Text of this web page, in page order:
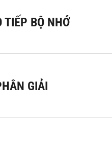
TIẾP BỘ NHỚ
GIẢI